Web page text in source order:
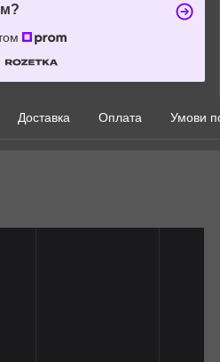
Доставка Оплата Умови